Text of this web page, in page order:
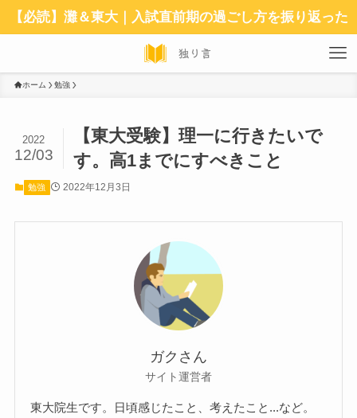
【必読】灘＆東大｜入試直前期の過ごし方を振り返った
ホーム 勉強
【東大受験】理一に行きたいで
す。高1までにすべきこと
2022
12/03
勉強 2022年12月3日
ガクさん
サイト運営者
東大院生です。日頃感じたこと、考えたこと...など。